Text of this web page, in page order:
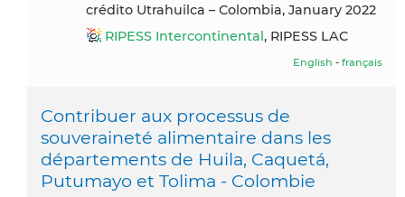
crédito Utrahuilca – Colombia, January 2022
RIPESS Intercontinental, RIPESS LAC
English - français
Contribuer aux processus de
souveraineté alimentaire dans les
départements de Huila, Caquetá,
Putumayo et Tolima - Colombie